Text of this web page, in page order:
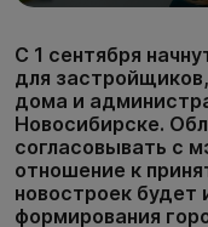
С 1 сентября
для
дома и
Новосибирске.
согласовывать с
отношение к
новостроек будет
формирования